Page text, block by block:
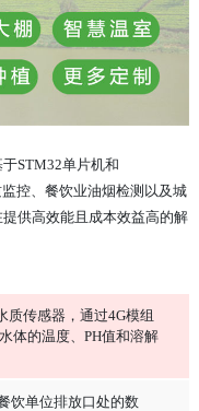
STM32单片机和
控、餐饮业油烟检测以及城
供高效能且成本效益高的解
质传感器，通过4G模组
体的温度、PH值和溶解
饮单位排放口处的数